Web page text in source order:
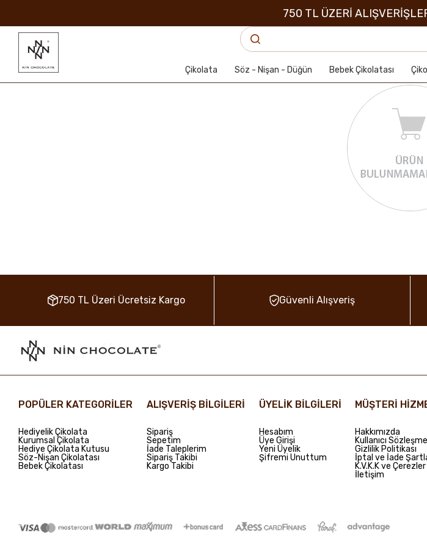
750 TL ÜZERİ
Çikolata Söz - Nişan - Düğün Bebek Çikolatası
750 TL Üzeri Ücretsiz Kargo Güvenli Alışveriş
POPÜLER KATEGORİLER
Hediyelik Çikolata
Kurumsal Çikolata
Hediye Çikolata Kutusu
Söz-Nişan Çikolatası
Bebek Çikolatası
ALIŞVERİŞ BİLGİLERİ
Sipariş
Sepetim
İade Taleplerim
Sipariş Takibi
Kargo Takibi
ÜYELİK BİLGİLERİ
Hesabım
Üye Girişi
Yeni Üyelik
Şifremi Unuttum
MÜŞTERİ
Hakkımızda
Kullanıcı
Gizlilik Politikası
İptal ve İade
K.V.K.K ve Çerezler
İletişim